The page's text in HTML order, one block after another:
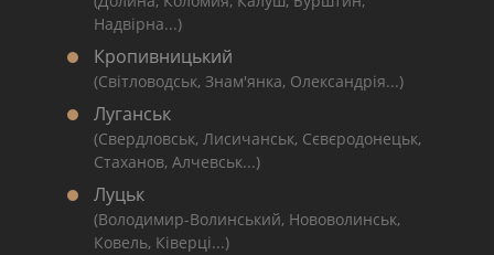
Надвірна...)
Кропивницький
(Світловодськ, Знам'янка, Олександрія...)
Луганськ
(Свердловськ, Лисичанськ, Сєвєродонецьк,
Стаханов, Алчевськ...)
Луцьк
(Володимир-Волинський, Нововолинськ,
Ковель, Ківерці...)